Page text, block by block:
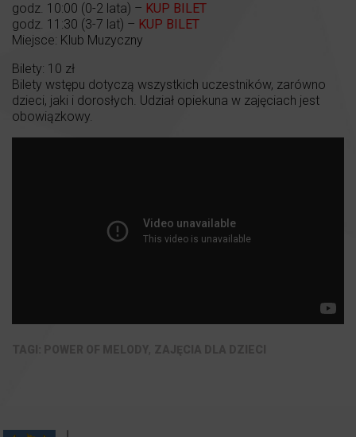
godz. 10:00 (0-2 lata) – KUP BILET
godz. 11:30 (3-7 lat) – KUP BILET
Miejsce: Klub Muzyczny
Bilety: 10 zł
Bilety wstępu dotyczą wszystkich uczestników, zarówno
dzieci, jaki i dorosłych. Udział opiekuna w zajęciach jest
obowiązkowy.